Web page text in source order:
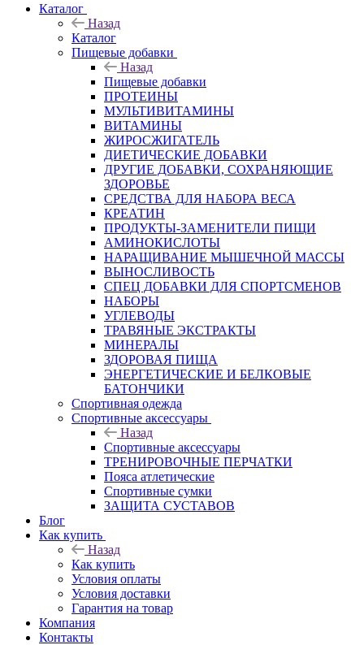
Каталог
Назад
Каталог
Пищевые добавки
Назад
Пищевые добавки
ПРОТЕИНЫ
МУЛЬТИВИТАМИНЫ
ВИТАМИНЫ
ЖИРОСЖИГАТЕЛЬ
ДИЕТИЧЕСКИЕ ДОБАВКИ
ДРУГИЕ ДОБАВКИ, СОХРАНЯЮЩИЕ
ЗДОРОВЬЕ
СРЕДСТВА ДЛЯ НАБОРА ВЕСА
КРЕАТИН
ПРОДУКТЫ-ЗАМЕНИТЕЛИ ПИЩИ
АМИНОКИСЛОТЫ
НАРАЩИВАНИЕ МЫШЕЧНОЙ МАССЫ
ВЫНОСЛИВОСТЬ
СПЕЦ ДОБАВКИ ДЛЯ СПОРТСМЕНОВ
НАБОРЫ
УГЛЕВОДЫ
ТРАВЯНЫЕ ЭКСТРАКТЫ
МИНЕРАЛЫ
ЗДОРОВАЯ ПИЩА
ЭНЕРГЕТИЧЕСКИЕ И БЕЛКОВЫЕ
БАТОНЧИКИ
Спортивная одежда
Спортивные аксессуары
Назад
Спортивные аксессуары
ТРЕНИРОВОЧНЫЕ ПЕРЧАТКИ
Пояса атлетические
Спортивные сумки
ЗАЩИТА СУСТАВОВ
Блог
Как купить
Назад
Как купить
Условия оплаты
Условия доставки
Гарантия на товар
Компания
Контакты